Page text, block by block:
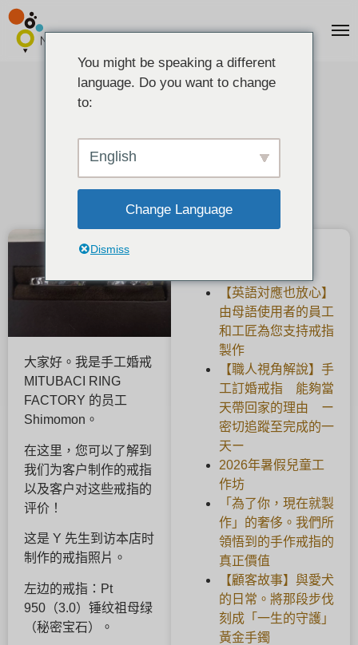
[客户反馈] 铂金婚戒。
大家好。我是手工婚戒
MITUBACI RING
FACTORY 的员工
Shimomon。
在这里，您可以了解到
我们为客户制作的戒指
以及客户对这些戒指的
评价！
这是 Y 先生到访本店时
制作的戒指照片。
左边的戒指：Pt
950（3.0）锤纹祖母绿
（秘密宝石）。
【英語対應也放心】
由母語使用者的員工
和工匠為您支持戒指
製作
【職人視角解說】手
工訂婚戒指 能夠當
天帶回家的理由 ー
密切追蹤至完成的一
天ー
2026年暑假兒童工
作坊
「為了你，現在就製
作」的奢侈。我們所
領悟到的手作戒指的
真正價值
【顧客故事】與愛犬
的日常。將那段步伐
刻成「一生的守護」
黃金手鐲
You might be speaking a different
language. Do you want to change
to:
English
Change Language
Dismiss